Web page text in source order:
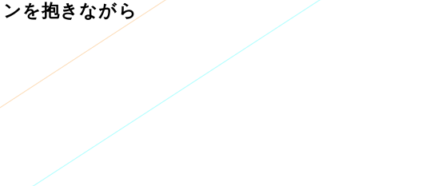
を抱きながら